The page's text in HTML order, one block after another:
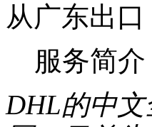
之前在你们公司发
想问一下可以发仿
牌手机吗...
匿名用户
从广东出口
服务简介
DHL的中